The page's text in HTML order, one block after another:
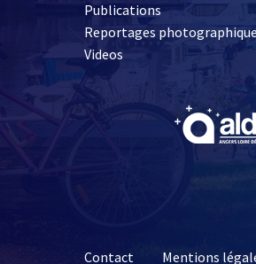
Publications
Reportages
Videos, Ouvre une nouvelle
Contact Mentions